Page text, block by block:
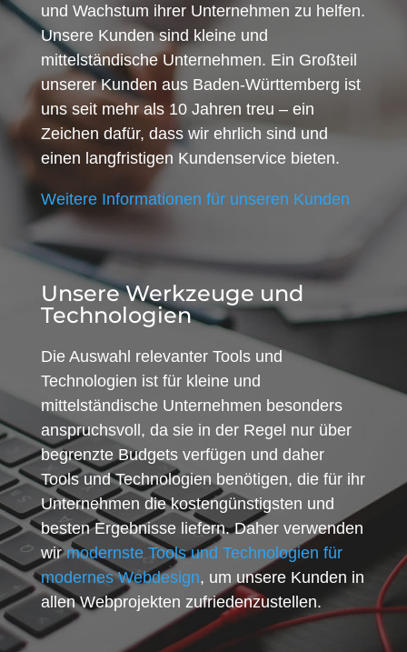
und Wachstum ihrer Unternehmen zu helfen.
Unsere Kunden sind kleine und
mittelständische Unternehmen. Ein Großteil
unserer Kunden aus Baden-Württemberg ist
uns seit mehr als 10 Jahren treu – ein
Zeichen dafür, dass wir ehrlich sind und
einen langfristigen Kundenservice bieten.
Weitere Informationen für unseren Kunden
Unsere Werkzeuge und
Technologien
Die Auswahl relevanter Tools und
Technologien ist für kleine und
mittelständische Unternehmen besonders
anspruchsvoll, da sie in der Regel nur über
begrenzte Budgets verfügen und daher
Tools und Technologien benötigen, die für ihr
Unternehmen die kostengünstigsten und
besten Ergebnisse liefern. Daher verwenden
wirmodernste Tools und Technologien für
modernes Webdesign, um unsere Kunden in
allen Webprojekten zufriedenzustellen.